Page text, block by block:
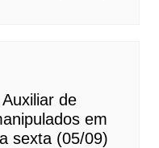
de
em
sexta (05/09)